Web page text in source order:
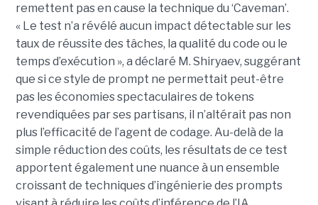
remettent pas en cause la technique du ‘Caveman’.
« Le test n’a révélé aucun impact détectable sur les
taux de réussite des tâches, la qualité du code ou le
temps d’exécution », a déclaré M. Shiryaev, suggérant
que si ce style de prompt ne permettait peut-être
pas les économies spectaculaires de tokens
revendiquées par ses partisans, il n’altérait pas non
plus l’efficacité de l’agent de codage. Au-delà de la
simple réduction des coûts, les résultats de ce test
apportent également une nuance à un ensemble
croissant de techniques d’ingénierie des prompts